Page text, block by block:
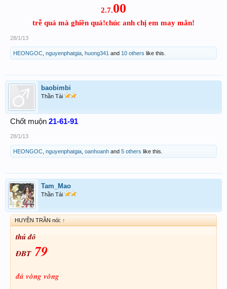
2.7.00
trễ quá mà ghiền quá!chúc anh chị em may mắn!
28/1/13
HEONGOC nguyenphatgia huong341 and 10 others like this.
baobimbi
Thần Tài
Chốt muộn 21-61-91
28/1/13
HEONGOC nguyenphatgia oanhoanh and 5 others like this.
Tam_Mao
Thần Tài
HUYỀN TRẦN nói: ↑
thủ đô
ĐBT79
đá vòng vòng